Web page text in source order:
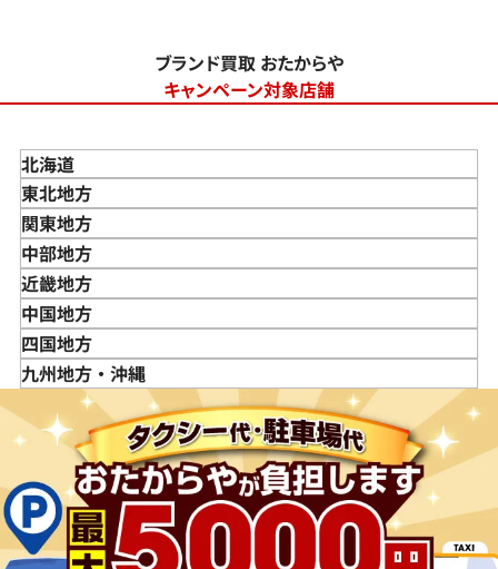
ブランド買取 おたからや
キャンペーン対象店舗
北海道
東北地方
青森県
岩手県
宮城県
秋田県
山形県
福島県
関東地方
東京都
神奈川県
埼玉県
千葉県
茨城県
栃木県
群馬県
中部地方
新潟県
富山県
石川県
山梨県
長野県
岐阜県
静岡県
愛知県
近畿地方
三重県
滋賀県
京都府
兵庫県
奈良県
和歌山県
中国地方
鳥取県
島根県
広島県
山口県
四国地方
徳島県
愛媛県
九州地方・沖縄
佐賀県
長崎県
熊本県
大分県
宮崎県